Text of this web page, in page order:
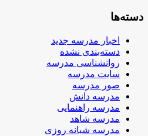
دسته‌ها
اخبار مدرسه جدید
دسته‌بندی نشده
روانشناسی مدرسه
سایت مدرسه
صور مدرسه
مدرسه دانش
مدرسه راهنمایی
مدرسه شاهد
مدرسه شبانه روزی